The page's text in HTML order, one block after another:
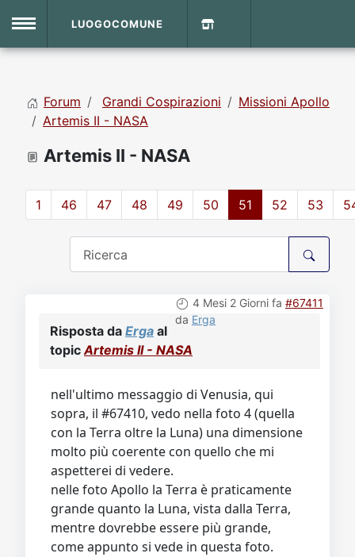
Home
LUOGOCOMUNE
Forum Grandi Cospirazioni
Missioni Apollo
Artemis II - NASA
Artemis II - NASA
1 46 47 48 49 50 51 52 53
4 Mesi 2 Giorni fa #67411
da Erga
Risposta da Erga al
topicArtemis II - NASA
nell'ultimo messaggio di Venusia, qui
sopra, il #67410, vedo nella foto 4 (quella
con la Terra oltre la Luna) una dimensione
molto più coerente con quello che mi
aspetterei di vedere.
nelle foto Apollo la Terra è praticamente
grande quanto la Luna, vista dalla Terra,
mentre dovrebbe essere più grande,
come appunto si vede in questa foto.